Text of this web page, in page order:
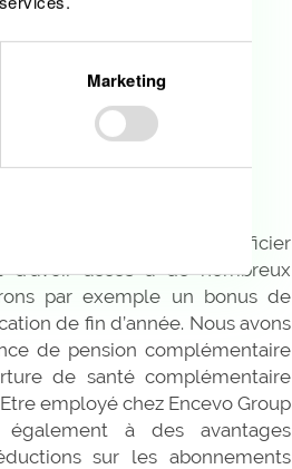
Marketing
vous permet de bénéficier
d’avoir accès à de nombreux
par exemple un bonus de
de fin d’année. Nous avons
de pension complémentaire
de santé complémentaire
employé chez Encevo Group
également à des avantages
sur les abonnements